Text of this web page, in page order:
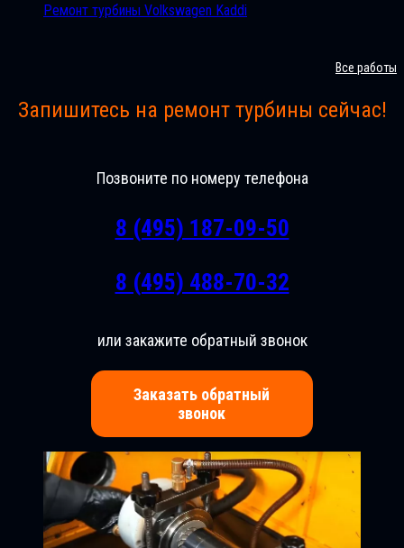
Ремонт турбины Volkswagen Kaddi
Все работы
Запишитесь на ремонт турбины сейчас!
Позвоните по номеру телефона
8 (495) 187-09-50
8 (495) 488-70-32
или закажите обратный звонок
Заказать обратный
звонок